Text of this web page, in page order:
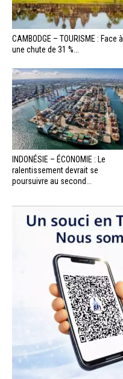
CAMBODGE – TOURISME : Face à
une chute de 31 %...
INDONÉSIE – ÉCONOMIE : Le
ralentissement devrait se
poursuivre au second...